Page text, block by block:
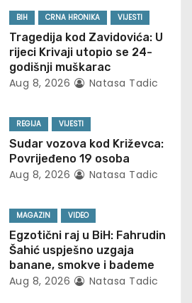
BIH CRNA HRONIKA VIJESTI
Tragedija kod Zavidovića: U
rijeci Krivaji utopio se 24-
godišnji muškarac
Aug 8, 2026 Natasa Tadic
REGIJA VIJESTI
Sudar vozova kod Križevca:
Povrijeđeno 19 osoba
Aug 8, 2026 Natasa Tadic
MAGAZIN VIDEO
Egzotični raj u BiH: Fahrudin
Šahić uspješno uzgaja
banane, smokve i bademe
Aug 8, 2026 Natasa Tadic